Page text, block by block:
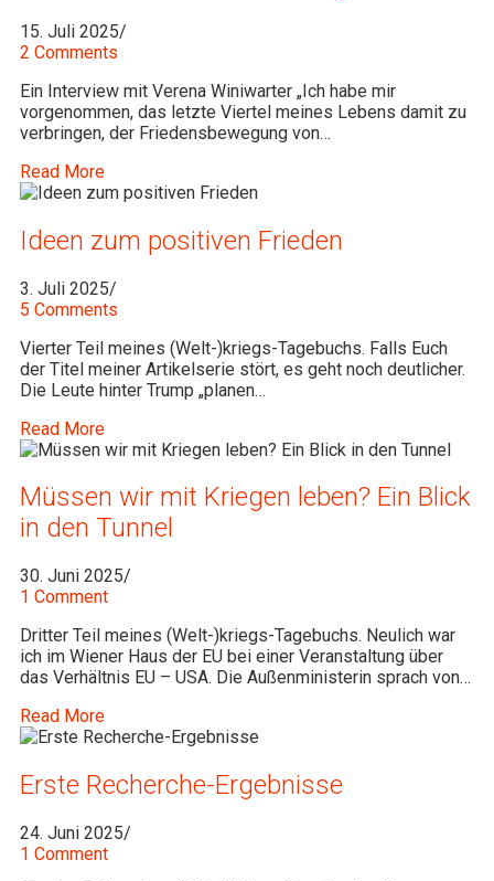
15. Juli 2025/
2 Comments
Ein Interview mit Verena Winiwarter „Ich habe mir
vorgenommen, das letzte Viertel meines Lebens damit zu
verbringen, der Friedensbewegung von…
Read More
Ideen zum positiven Frieden
3. Juli 2025/
5 Comments
Vierter Teil meines (Welt-)kriegs-Tagebuchs. Falls Euch
der Titel meiner Artikelserie stört, es geht noch deutlicher.
Die Leute hinter Trump „planen…
Read More
Müssen wir mit Kriegen leben? Ein Blick
in den Tunnel
30. Juni 2025/
1 Comment
Dritter Teil meines (Welt-)kriegs-Tagebuchs. Neulich war
ich im Wiener Haus der EU bei einer Veranstaltung über
das Verhältnis EU – USA. Die Außenministerin sprach von…
Read More
Erste Recherche-Ergebnisse
24. Juni 2025/
1 Comment